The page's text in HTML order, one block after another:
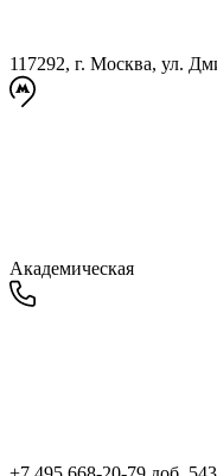
117292, г. Москва, ул.
Академическая